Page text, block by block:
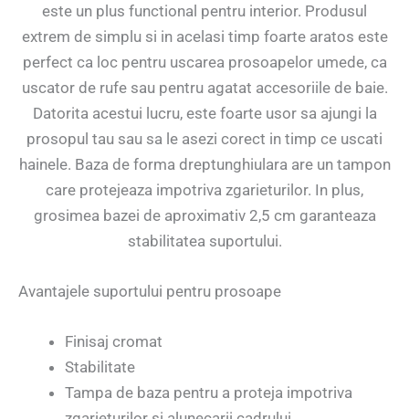
este un plus functional pentru interior. Produsul
extrem de simplu si in acelasi timp foarte aratos este
perfect ca loc pentru uscarea prosoapelor umede, ca
uscator de rufe sau pentru agatat accesoriile de baie.
Datorita acestui lucru, este foarte usor sa ajungi la
prosopul tau sau sa le asezi corect in timp ce uscati
hainele. Baza de forma dreptunghiulara are un tampon
care protejeaza impotriva zgarieturilor. In plus,
grosimea bazei de aproximativ 2,5 cm garanteaza
stabilitatea suportului.
Avantajele suportului pentru prosoape
Finisaj cromat
Stabilitate
Tampa de baza pentru a proteja impotriva